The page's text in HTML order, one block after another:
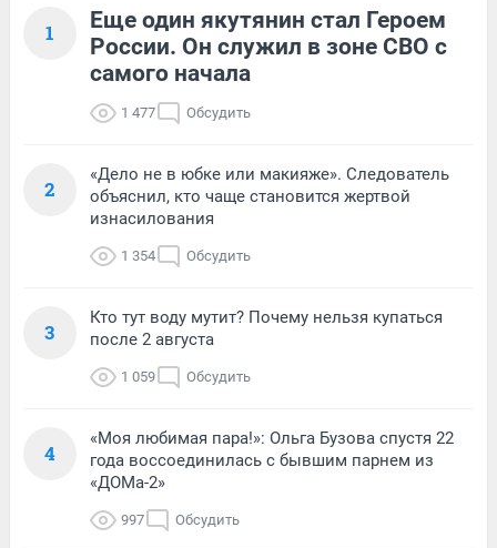
1
Еще один якутянин стал Героем
России. Он служил в зоне СВО с
самого начала
1 477 Обсудить
2
«Дело не в юбке или макияже». Следователь
объяснил, кто чаще становится жертвой
изнасилования
1 354 Обсудить
3
Кто тут воду мутит? Почему нельзя купаться
после 2 августа
1 059 Обсудить
4
«Моя любимая пара!»: Ольга Бузова спустя 22
года воссоединилась с бывшим парнем из
«ДОМа-2»
997 Обсудить